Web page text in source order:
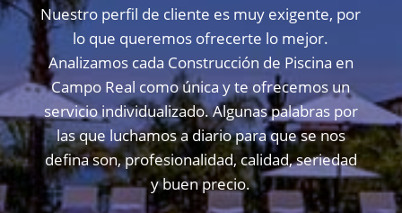
Nuestro perfil de cliente es muy exigente, por
lo que queremos ofrecerte lo mejor.
Analizamos cada Construcción de Piscina en
Campo Real como única y te ofrecemos un
servicio individualizado. Algunas palabras por
las que luchamos a diario para que se nos
defina son, profesionalidad, calidad, seriedad
y buen precio.